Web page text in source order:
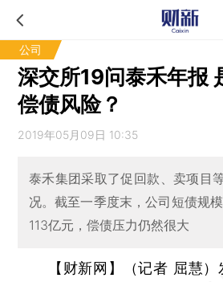
公司
深交所19问泰禾年报
偿债风险？
2019年05月09日 10:35
泰禾集团采取了促回款、卖项目
况。截至一季度末，公司短债规
113亿元，偿债压力仍然很大
【财新网】（记者 屈慧）